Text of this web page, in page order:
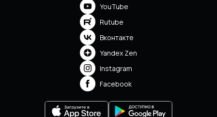
YouTube
Rutube
Вконтакте
Yandex Zen
Instagram
Facebook